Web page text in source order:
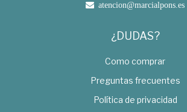
atencion@marcialpons.es
¿DUDAS?
Como comprar
Preguntas frecuentes
Política de privacidad